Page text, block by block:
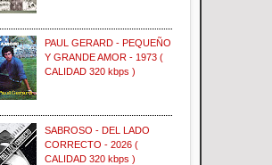
PAUL GERARD - PEQUEÑO
Y GRANDE AMOR - 1973 (
CALIDAD 320 kbps )
SABROSO - DEL LADO
CORRECTO - 2026 (
CALIDAD 320 kbps )